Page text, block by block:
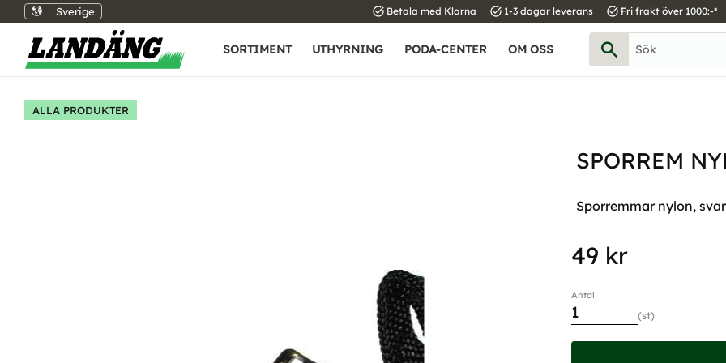
Sverige task_alt Betala med Klarna task_alt 1-3 dagar leverans task_alt Fri frakt över 1000:-*
SORTIMENT UTHYRNING PODA-CENTER OM OSS
ALLA PRODUKTER
SPORREM
Sporremmar nylon,
49 kr
Antal
st